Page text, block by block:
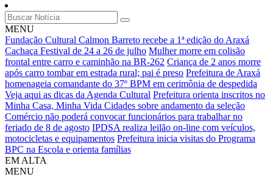
MENU
Fundação Cultural Calmon Barreto recebe a 1ª edição do Araxá
Cachaça Festival de 24 a 26 de julho Mulher morre em colisão
frontal entre carro e caminhão na BR-262 Criança de 2 anos morre
após carro tombar em estrada rural; pai é preso Prefeitura de Araxá
homenageia comandante do 37º BPM em cerimônia de despedida
Veja aqui as dicas da Agenda Cultural Prefeitura orienta inscritos no
Minha Casa, Minha Vida Cidades sobre andamento da seleção
Comércio não poderá convocar funcionários para trabalhar no
feriado de 8 de agosto IPDSA realiza leilão on-line com veículos,
motocicletas e equipamentos Prefeitura inicia visitas do Programa
BPC na Escola e orienta famílias
EM ALTA
MENU